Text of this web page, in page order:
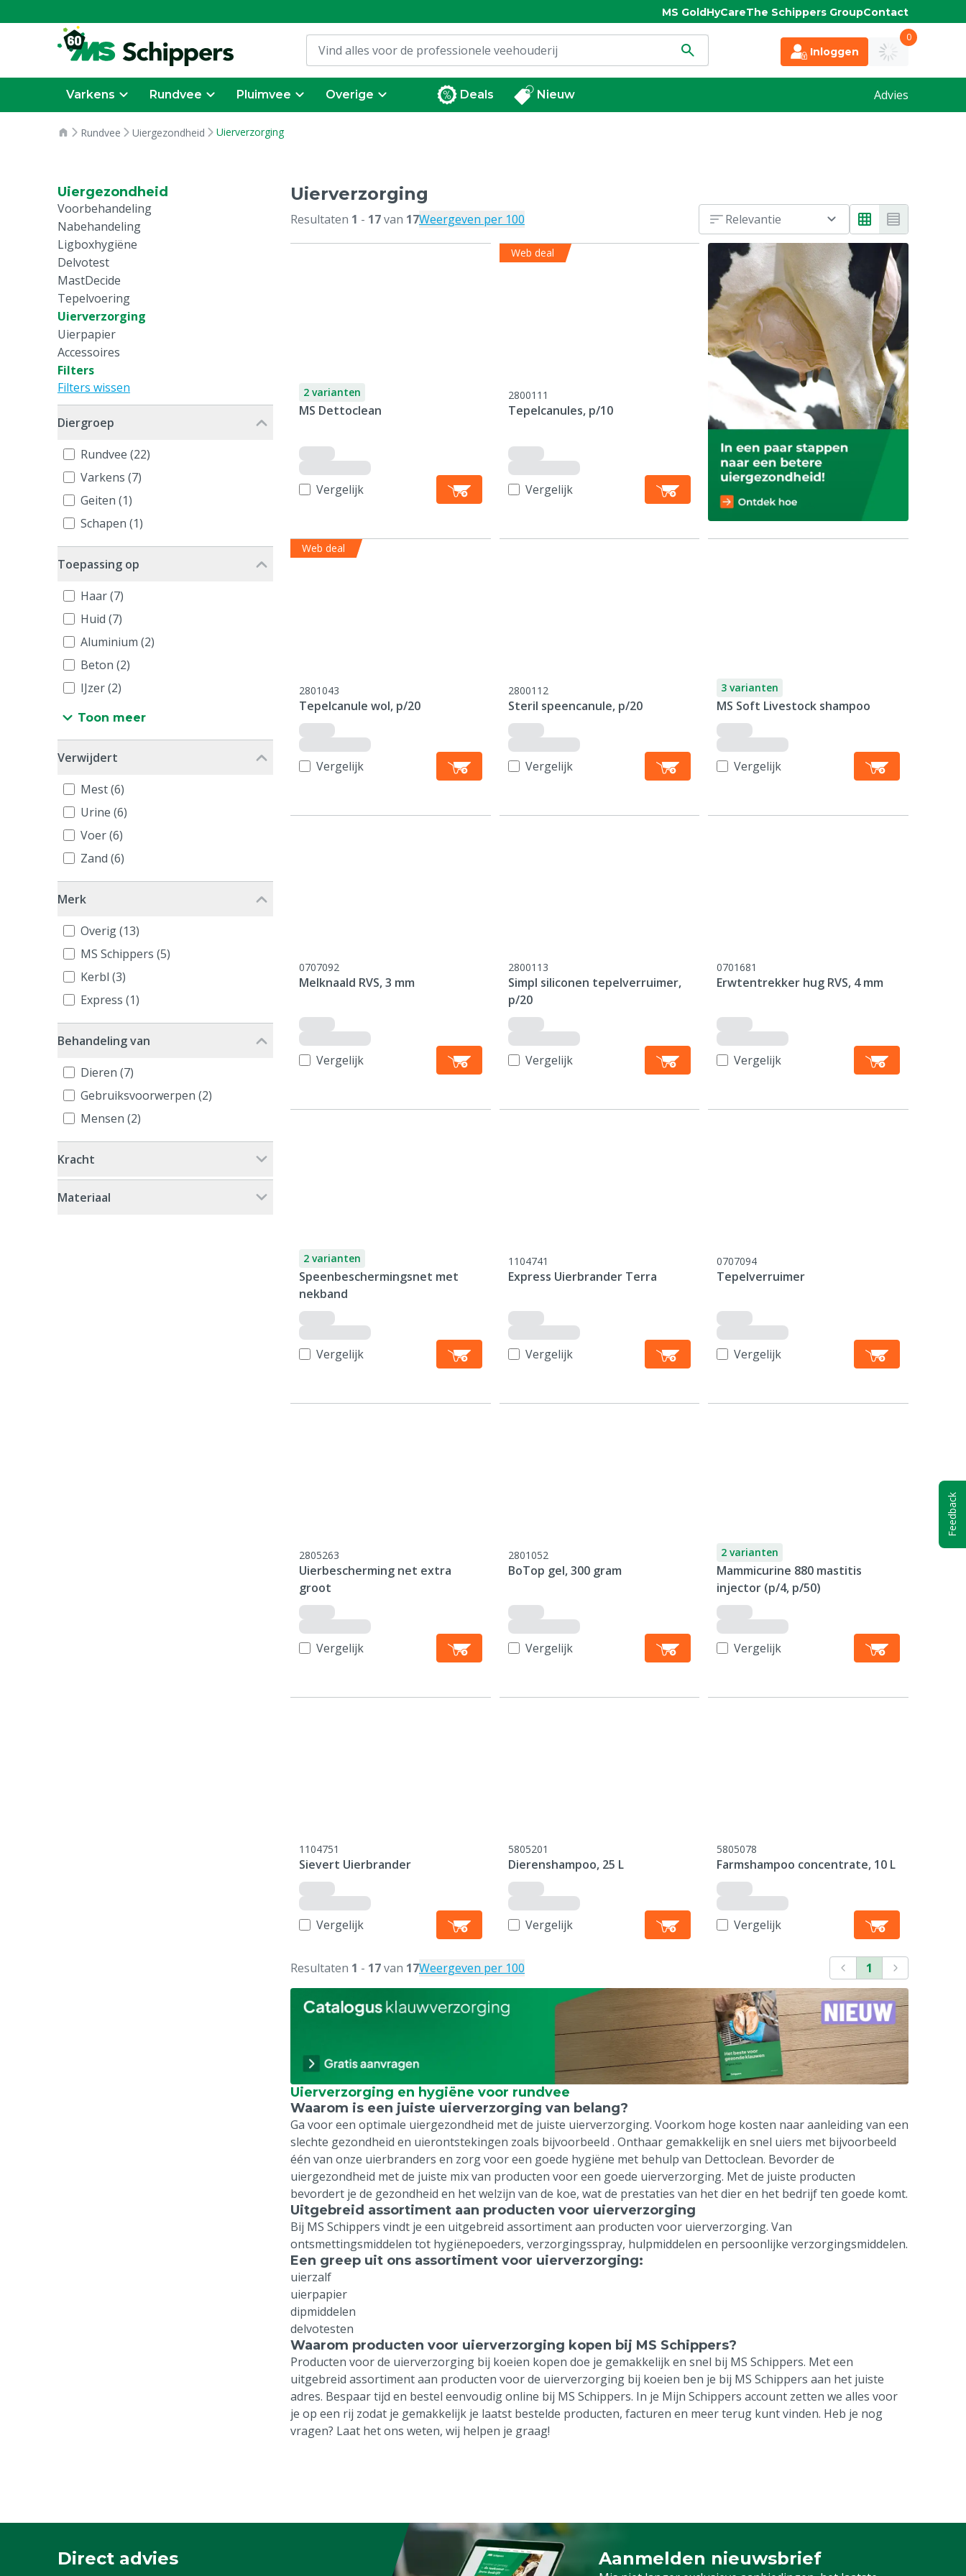
MS GoldHyCareThe Schippers GroupContact
Inloggen
0
Varkens Rundvee Pluimvee Overige Deals Nieuw Advies
Rundvee Uiergezondheid Uierverzorging
Uiergezondheid
Voorbehandeling
Nabehandeling
Ligboxhygiëne
Delvotest
MastDecide
Tepelvoering
Uierverzorging
Uierpapier
Accessoires
Filters
Filters wissen
Diergroep
Rundvee (22)
Varkens (7)
Geiten (1)
Schapen (1)
Toepassing op
Haar (7)
Huid (7)
Aluminium (2)
Beton (2)
IJzer (2)
Toon meer
Verwijdert
Mest (6)
Urine (6)
Voer (6)
Zand (6)
Merk
Overig (13)
MS Schippers (5)
Kerbl (3)
Express (1)
Behandeling van
Dieren (7)
Gebruiksvoorwerpen (2)
Mensen (2)
Kracht
Materiaal
Uierverzorging
Resultaten 1 - 17van 17Weergeven per 100 Relevantie
2 varianten
MS Dettoclean
Vergelijk
Web deal
2800111
Tepelcanules, p/10
Vergelijk
Web deal
2801043
Tepelcanule wol, p/20
Vergelijk
2800112
Steril speencanule, p/20
Vergelijk
3 varianten
MS Soft Livestock shampoo
Vergelijk
0707092
Melknaald RVS, 3 mm
Vergelijk
2800113
Simpl siliconen tepelverruimer,
p/20
Vergelijk
0701681
Erwtentrekker hug RVS, 4 mm
Vergelijk
2 varianten
Speenbeschermingsnet met
nekband
Vergelijk
1104741
Express Uierbrander Terra
Vergelijk
0707094
Tepelverruimer
Vergelijk
2805263
Uierbescherming net extra
groot
Vergelijk
2801052
BoTop gel, 300 gram
Vergelijk
2 varianten
Mammicurine 880 mastitis
injector (p/4, p/50)
Vergelijk
1104751
Sievert Uierbrander
Vergelijk
5805201
Dierenshampoo, 25 L
Vergelijk
5805078
Farmshampoo concentrate, 10 L
Vergelijk
Resultaten 1 - 17van 17Weergeven per 100 1
Uierverzorging en hygiëne voor rundvee
Waarom is een juiste uierverzorging van belang?
Ga voor een optimale uiergezondheid met de juiste uierverzorging. Voorkom hoge kosten naar aanleiding van een
slechte gezondheid en uierontstekingen zoals bijvoorbeeld . Onthaar gemakkelijk en snel uiers met bijvoorbeeld
één van onze uierbranders en zorg voor een goede hygiëne met behulp van Dettoclean. Bevorder de
uiergezondheid met de juiste mix van producten voor een goede uierverzorging. Met de juiste producten
bevordert je de gezondheid en het welzijn van de koe, wat de prestaties van het dier en het bedrijf ten goede komt.
Uitgebreid assortiment aan producten voor uierverzorging
Bij MS Schippers vindt je een uitgebreid assortiment aan producten voor uierverzorging. Van
ontsmettingsmiddelen tot hygiënepoeders, verzorgingsspray, hulpmiddelen en persoonlijke verzorgingsmiddelen.
Een greep uit ons assortiment voor uierverzorging:
uierzalf
uierpapier
dipmiddelen
delvotesten
Waarom producten voor uierverzorging kopen bij MS Schippers?
Producten voor de uierverzorging bij koeien kopen doe je gemakkelijk en snel bij MS Schippers. Met een
uitgebreid assortiment aan producten voor de uierverzorging bij koeien ben je bij MS Schippers aan het juiste
adres. Bespaar tijd en bestel eenvoudig online bij MS Schippers. In je Mijn Schippers account zetten we alles voor
je op een rij zodat je gemakkelijk je laatst bestelde producten, facturen en meer terug kunt vinden. Heb je nog
vragen? Laat het ons weten, wij helpen je graag!
Direct advies Aanmelden nieuwsbrief
Schrijf je in voor onze nieuwsbrief
Feedback